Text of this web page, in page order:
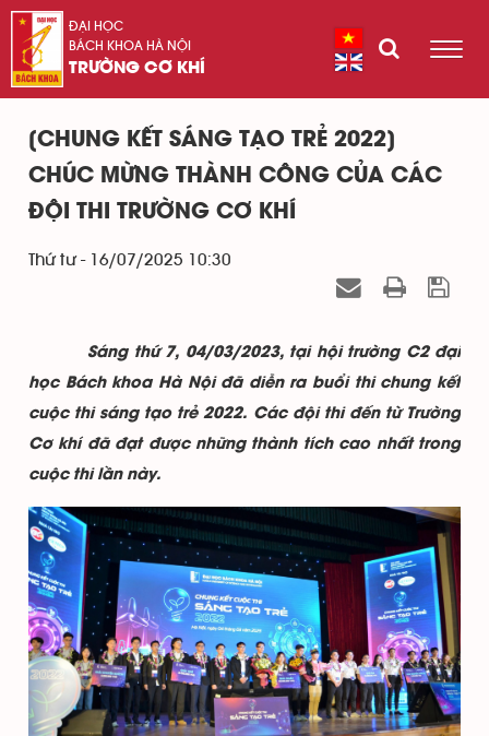
ĐẠI HỌC
BÁCH KHOA HÀ NỘI
TRƯỜNG CƠ KHÍ
[CHUNG KẾT SÁNG TẠO TRẺ 2022]
CHÚC MỪNG THÀNH CÔNG CỦA CÁC
ĐỘI THI TRƯỜNG CƠ KHÍ
Thứ tư - 16/07/2025 10:30
Sáng thứ 7, 04/03/2023, tại hội trường C2 đại
học Bách khoa Hà Nội đã diễn ra buổi thi chung kết
cuộc thi sáng tạo trẻ 2022. Các đội thi đến từ Trường
Cơ khí đã đạt được những thành tích cao nhất trong
cuộc thi lần này.